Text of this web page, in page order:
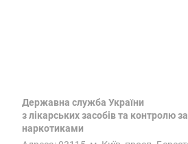
Державна служба України
з лікарських засобів та контролю за
наркотиками